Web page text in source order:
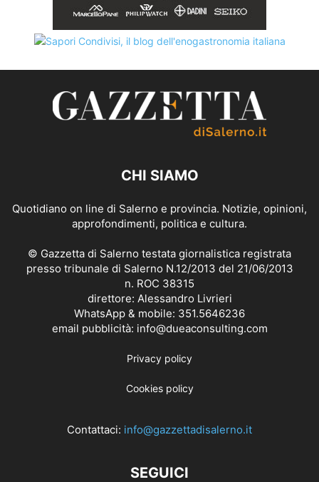
CHI SIAMO
Quotidiano on line di Salerno e provincia. Notizie, opinioni,
approfondimenti, politica e cultura.
© Gazzetta di Salerno testata giornalistica registrata
presso tribunale di Salerno N.12/2013 del 21/06/2013
n. ROC 38315
direttore: Alessandro Livrieri
WhatsApp & mobile: 351.5646236
email pubblicità: info@dueaconsulting.com
Privacy policy
Cookies policy
Contattaci: info@gazzettadisalerno.it
SEGUICI